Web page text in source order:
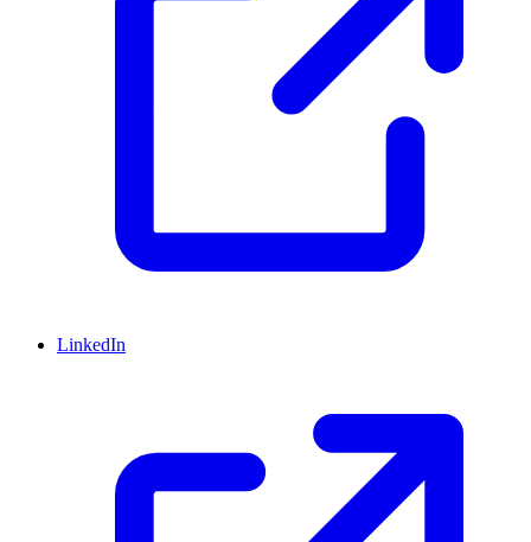
LinkedIn